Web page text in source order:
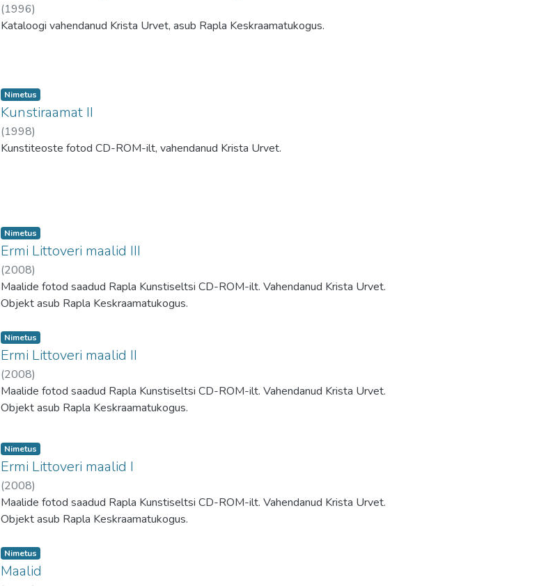
(1996)
Kataloogi vahendanud Krista Urvet, asub Rapla Keskraamatukogus.
Nimetus
Kunstiraamat II
(1998)
Kunstiteoste fotod CD-ROM-ilt, vahendanud Krista Urvet.
Nimetus
Ermi Littoveri maalid III
(2008)
Maalide fotod saadud Rapla Kunstiseltsi CD-ROM-ilt. Vahendanud Krista Urvet.
Objekt asub Rapla Keskraamatukogus.
Nimetus
Ermi Littoveri maalid II
(2008)
Maalide fotod saadud Rapla Kunstiseltsi CD-ROM-ilt. Vahendanud Krista Urvet.
Objekt asub Rapla Keskraamatukogus.
Nimetus
Ermi Littoveri maalid I
(2008)
Maalide fotod saadud Rapla Kunstiseltsi CD-ROM-ilt. Vahendanud Krista Urvet.
Objekt asub Rapla Keskraamatukogus.
Nimetus
Maalid